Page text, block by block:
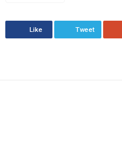
Like Tweet